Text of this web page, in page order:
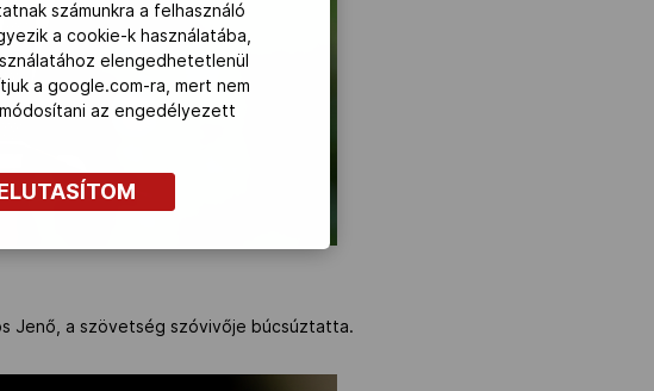
Jenő, a szövetség szóvivője búcsúztatta.
számunkra a felhasználó
a cookie-k használatába,
elengedhetetlenül
a google.com-ra, mert nem
az engedélyezett